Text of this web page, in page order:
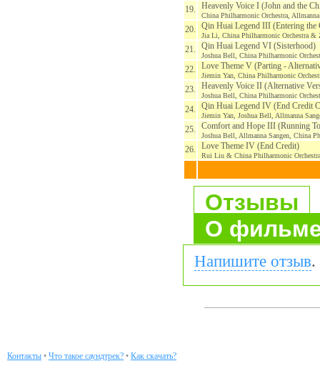
19. Heavenly Voice I (John and the
China Philharmonic Orchestra,
20. Qin Huai Legend III (Entering the
Jia Li, China Philharmonic Orchestra &
21. Qin Huai Legend VI (Sisterhood)
Joshua Bell, China Philharmonic
22. Love Theme V (Parting -
Jiemin Yan, China Philharmonic
23. Heavenly Voice II (Alternative
Joshua Bell, China Philharmonic
24. Qin Huai Legend IV (End Credit
Jiemin Yan, Joshua Bell, Allmanna
25. Comfort and Hope III (Running
Joshua Bell, Allmanna Sangen, China
26. Love Theme IV (End Credit)
Rui Liu & China Philharmonic Orchestra
Отзывы
О
Напишите отзыв.
Контакты • Что такое саундтрек? • Как скачать?